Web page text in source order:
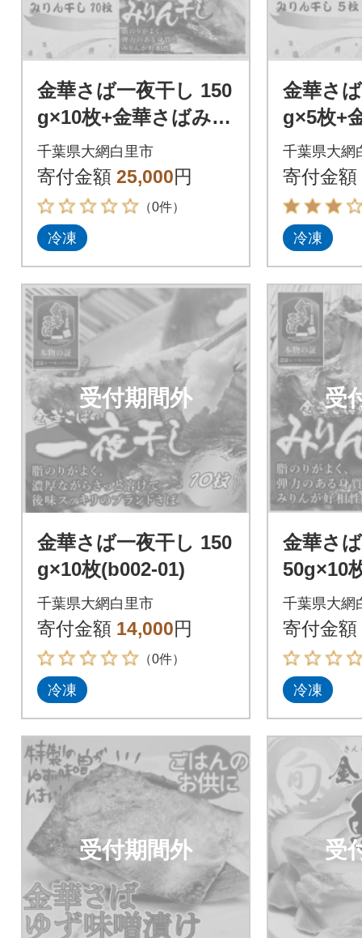
金華さば一夜干し 150
g×10枚+金華さばみり
ん干し 150g×10枚(gs
et-10)
千葉県大網白里市
寄付金額 25,000円
（0件）
冷凍
金華さ
g×5枚+
ん干し
2-11)
千葉県大網
寄付金額
冷凍
受付期間外
金華さば一夜干し 150
g×10枚(b002-01)
千葉県大網白里市
寄付金額 14,000円
（0件）
冷凍
受
金華さ
50g×10
千葉県大網
寄付金額
冷凍
受付期間外 受